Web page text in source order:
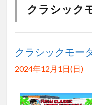
クラシック
クラシックモー
2024年12月1日(日)